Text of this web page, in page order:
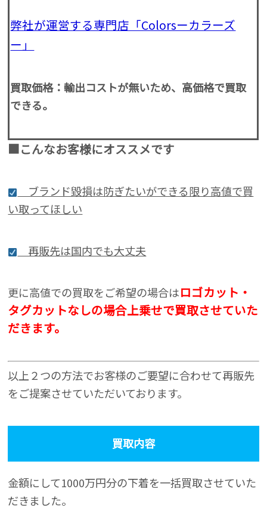
弊社が運営する専門店「Colorsーカラーズ
ー」
買取価格：輸出コストが無いため、高価格で買取
できる。
■こんなお客様にオススメです
ブランド毀損は防ぎたいができる限り高値で買
い取ってほしい
再販先は国内でも大丈夫
更に高値での買取をご希望の場合はロゴカット・
タグカットなしの場合上乗せで買取させていた
だきます。
以上２つの方法でお客様のご要望に合わせて再販先
をご提案させていただいております。
買取内容
金額にして1000万円分の下着を一括買取させていた
だきました。